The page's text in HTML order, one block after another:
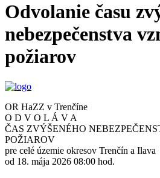
Odvolanie času
nebezpečenstva
požiarov
OR HaZZ v Trenčíne
O D V O L Á V A
ČAS ZVÝŠENÉHO
POŽIAROV
pre celé územie okresov Trenčín a Ilava
od 18. mája 2026 08:00 hod.